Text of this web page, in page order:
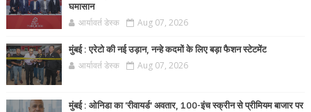
घमासान
आर्यावर्त डेस्क Aug 07, 2026
मुंबई : एरेटो की नई उड़ान, नन्हे कदमों के लिए बड़ा फैशन स्टेटमेंट
आर्यावर्त डेस्क Aug 07, 2026
मुंबई : ओनिडा का 'रीवायर्ड’ अवतार, 100-इंच स्क्रीन से प्रीमियम बाजार पर